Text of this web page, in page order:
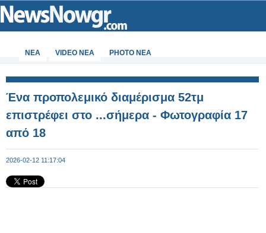
ΝΕΑ VIDEO NEA PHOTO NEA
Ένα προπολεμικό διαμέρισμα 52τμ
επιστρέφει στο ...σήμερα - Φωτογραφία 17
από 18
2026-02-12 11:17:04